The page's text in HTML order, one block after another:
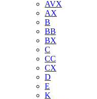
AVX
AX
B
BB
BX
C
CC
CX
D
E
K